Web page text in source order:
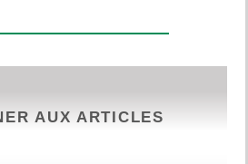
AUX ARTICLES